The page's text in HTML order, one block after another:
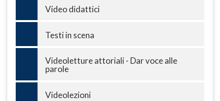
Video didattici
Testi in scena
Videoletture attoriali - Dar voce alle
parole
Videolezioni